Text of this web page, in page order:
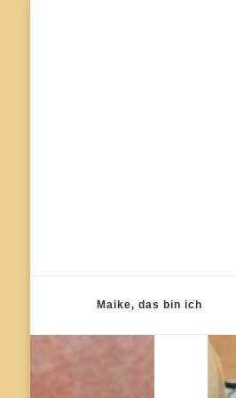
Maike, das bin ich